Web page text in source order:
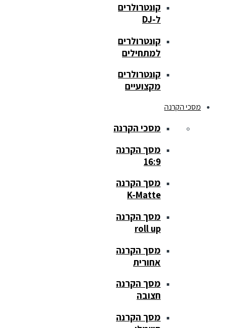
קונטרולרים
ל-DJ
קונטרולרים
למתחילים
קונטרולרים
מקצועיים
מסכי הקרנה
מסכי הקרנה
מסך הקרנה
16:9
מסך הקרנה
K-Matte
מסך הקרנה
roll up
מסך הקרנה
אחורית
מסך הקרנה
חצובה
מסך הקרנה